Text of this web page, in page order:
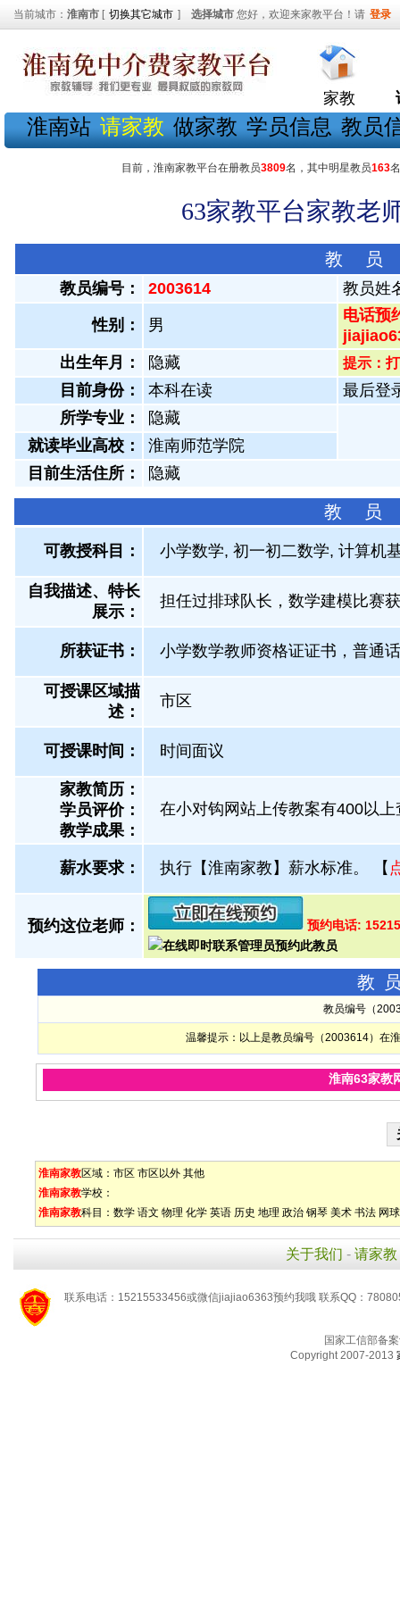
当前城市： 淮南市 [ 切换其它城市 ] 选择城市 您好，欢迎来家教平台！请 登录
家教
淮南站 请家教 做家教 学员信息 教员
目前，淮南家教平台在册教员3809名，其中明星教员163
63家教平台家教老
教 员
教员编号： 2003614 教员姓
性别： 男
电话预
出生年月：
隐藏 提示：
目前身份： 本科在读
最后登
所学专业：
隐藏
就读毕业高校：
淮南师范学院
目前生活住所：
隐藏
教 员
可教授科目： 小学数学, 初一初二数学, 计算机
自我描述、特长
展示 ：
担任过排球队长，数学建模比赛
所获证书 ： 小学数学教师资格证证书，普通
可授课区域描
述：
市区
可授课时间： 时间面议
家教简历：
学员评价：
教学成果：
在小对钩网站上传教案有400以
薪水要求： 执行【淮南家教】薪水标准。 【
预约这位老师： 预约电话:
教
教员编号（
温馨提示：以上是教员编号（2003614）在
淮南63家教
淮南家教区域： 市区 市区以外 其他
淮南家教学校：
淮南家教科目： 数学 语文 物理 化学 英语 历史 地理 政治 钢琴 美术 书法 网球
关于我们 - 请家教
联系电话：15215533456或微信jiajiao6363预约我哦 联系QQ：
国家工信部备
Copyright 2007-2013